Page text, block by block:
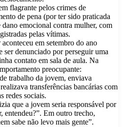
flagrante pelos crimes de
de pena (por ter sido praticada
emocional contra mulher, com
pelas vítimas.
em setembro do ano
ser denunciado por perseguir uma
contato em sala de aula. Na
preocupante:
trabalho da jovem, enviava
transferências bancárias com
redes sociais.
que a jovem seria responsável por
entendeu?”. Em outro trecho,
sabe não levo mais gente”.